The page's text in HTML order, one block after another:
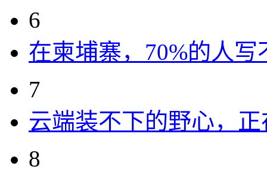
6
在柬埔寨，70%的人写
7
云端装不下的野心，
8